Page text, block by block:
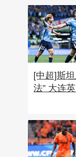
[中超]斯
法” 大连